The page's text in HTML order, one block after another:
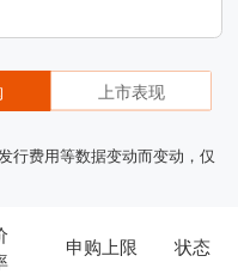
上市表现
行费用等数据变动而变动，仅
申购上限 状态